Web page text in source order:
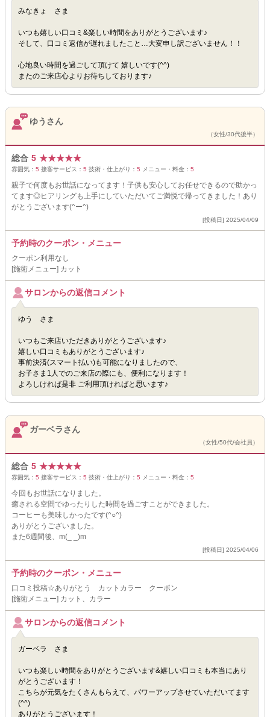
みなきょ さま
いつも嬉しい口コミ&楽しい時間をありがとうございます♪
そして、口コミ返信が遅れましたこと…大変申し訳ございません！！
心地良い時間を過ごして頂けて 嬉しいです(^^)
またのご来店心よりお待ちしております♪
ゆうさん
（女性/30代後半）
総合 5 ★★★★★
雰囲気： 5 接客サービス： 5 技術・仕上がり： 5 メニュー・料金： 5
親子で何度もお世話になってます！子供も安心してお任せできるので助かっ
てます◎ヒアリングも上手にしていただいてご満悦で帰ってきました！あり
がとうございます(^ー^)
[投稿日] 2025/04/09
予約時のクーポン・メニュー
クーポン利用なし
[施術メニュー] カット
サロンからの返信コメント
ゆう さま
いつもご来店いただきありがとうございます♪
嬉しい口コミもありがとうございます♪
事前決済(スマート払い)も可能になりましたので、
お子さま1人でのご来店の際にも、便利になります！
よろしければ是非 ご利用頂ければと思います♪
ガーベラさん
（女性/50代/会社員）
総合 5 ★★★★★
雰囲気： 5 接客サービス： 5 技術・仕上がり： 5 メニュー・料金： 5
今回もお世話になりました。
癒される空間でゆったりした時間を過ごすことができました。
コーヒーも美味しかったです(^○^)
ありがとうございました。
また6週間後、m(_ _)m
[投稿日] 2025/04/06
予約時のクーポン・メニュー
口コミ投稿☆ありがとう カットカラー クーポン
[施術メニュー] カット、カラー
サロンからの返信コメント
ガーベラ さま
いつも楽しい時間をありがとうございます&嬉しい口コミも本当にあり
がとうございます！
こちらが元気をたくさんもらえて、パワーアップさせていただいてます
(^^)
ありがとうございます！